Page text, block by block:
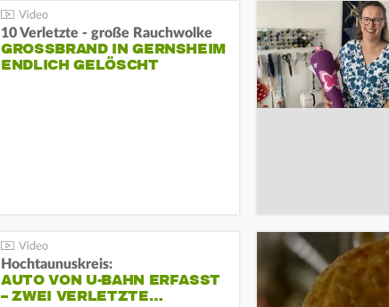
10 Verletzte - große Rauchwolke
GROSSBRAND IN GERNSHEIM E
NDLICH GELÖSCHT
Hochtaunuskreis:
AUTO VON U-BAHN ERFASST
– ZWEI VERLETZTE…